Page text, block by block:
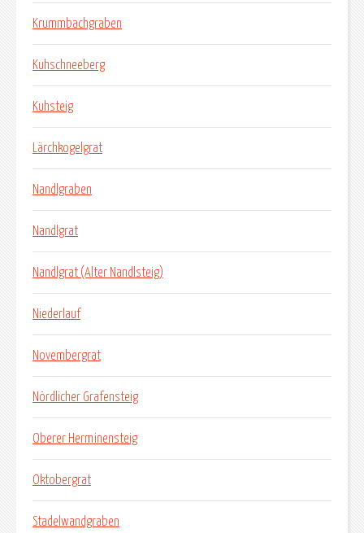
Krummbachgraben
Kuhschneeberg
Kuhsteig
Lärchkogelgrat
Nandlgraben
Nandlgrat
Nandlgrat (Alter Nandlsteig)
Niederlauf
Novembergrat
Nördlicher Grafensteig
Oberer Herminensteig
Oktobergrat
Stadelwandgraben